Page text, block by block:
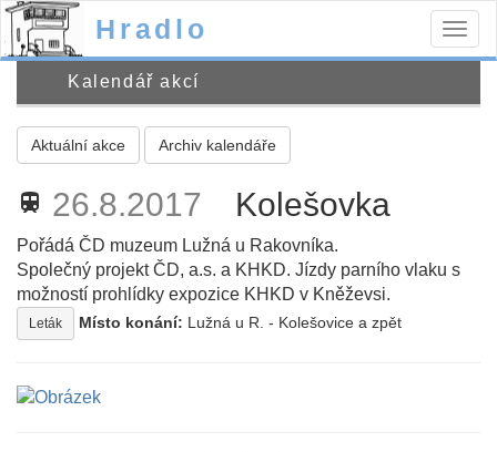
Hradlo
Kalendář akcí
Aktuální akce Archiv kalendáře
train 26.8.2017 Kolešovka
Pořádá ČD muzeum Lužná u Rakovníka.
Společný projekt ČD, a.s. a KHKD. Jízdy parního vlaku s
možností prohlídky expozice KHKD v Kněževsi.
Leták Místo konání: Lužná u R. - Kolešovice a zpět